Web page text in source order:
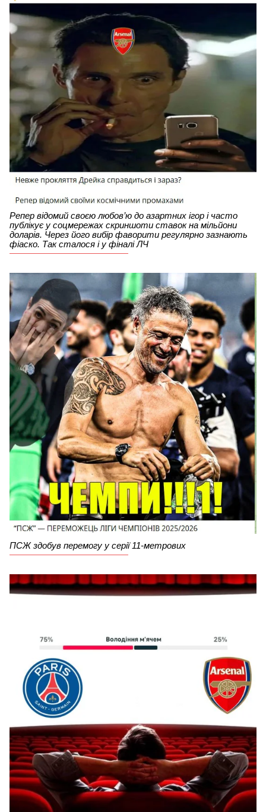
Репер відомий своєю любов’ю до азартних ігор і часто
публікує у соцмережах скриншоти ставок на мільйони
доларів. Через його вибір фаворити регулярно зазнають
фіаско. Так сталося і у фіналі ЛЧ
ПСЖ здобув перемогу у серії 11-метрових